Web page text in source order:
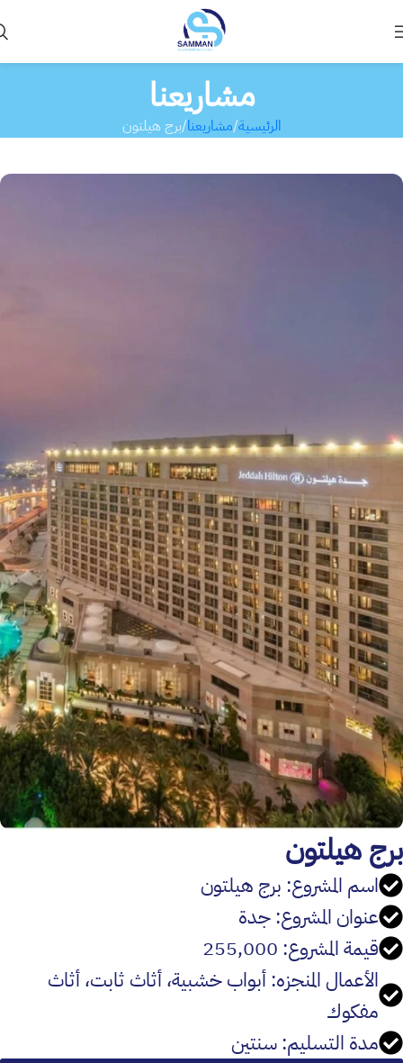
مشاريعنا
الرئيسية مشاريعنا برج هيلتون
برج هيلتون
اسم المشروع: برج هيلتون
عنوان المشروع: جدة
قيمة المشروع: 255,000
الأعمال المنجزه: أبواب خشبية، أثاث ثابت، أثاث
مفكوك
مدة التسليم: سنتين